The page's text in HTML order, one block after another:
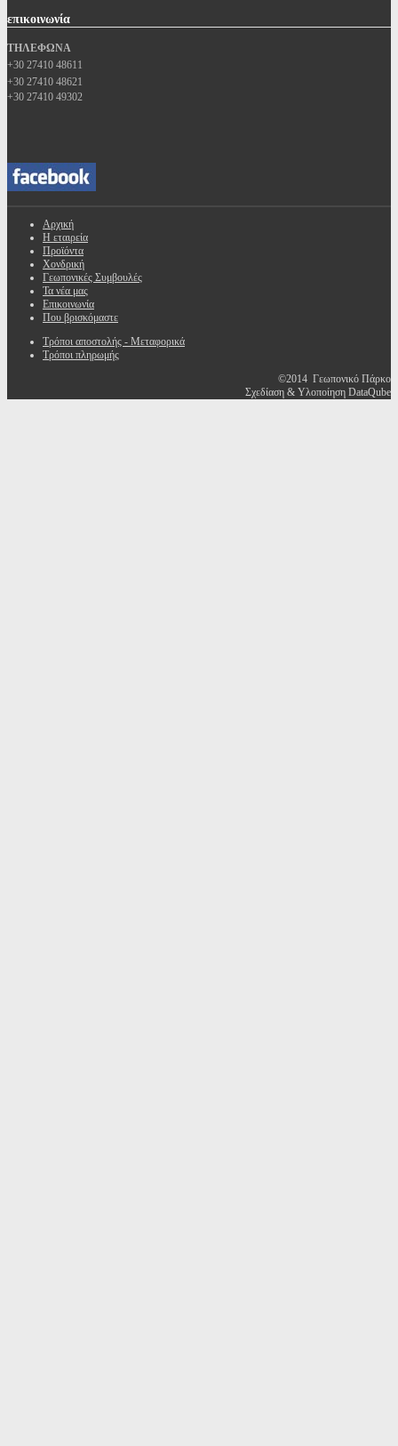
επικοινωνία
ΤΗΛΕΦΩΝΑ
+30 27410 48611
+30 27410 48621
+30 27410 49302
Αρχική
Η εταιρεία
Προϊόντα
Χονδρική
Γεωπονικές Συμβουλές
Τα νέα μας
Επικοινωνία
Που βρισκόμαστε
Τρόποι αποστολής - Μεταφορικά
Τρόποι πληρωμής
©2014 Γεωπονικό Πάρκο
Σχεδίαση & Υλοποίηση DataQube